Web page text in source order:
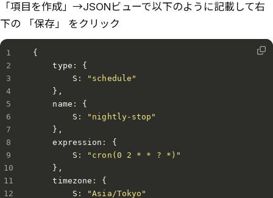
「項目を作成」→JSONビューで以下のように記載して右
下の 「保存」 をクリック
{
    type
:
{
        S
:
"schedule"
} ,
    name
:
{
        S
:
"nightly-stop"
} ,
    expression
:
{
        S
:
"cron(0 2 * * ? *)"
} ,
    timezone
:
{
        S
: "Asia/Tokyo"